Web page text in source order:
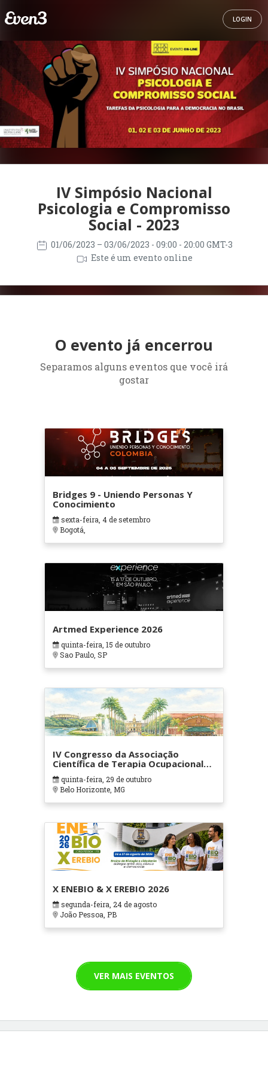
LOGIN
IV Simpósio Nacional
Psicologia e Compromisso
Social - 2023
01/06/2023 – 03/06/2023 - 09:00 - 20:00 GMT-3
Este é um evento online
O evento já encerrou
Separamos alguns eventos que você irá
gostar
Bridges 9 - Uniendo Personas Y
Conocimiento
sexta-feira, 4 de setembro
Bogotá,
Artmed Experience 2026
quinta-feira, 15 de outubro
Sao Paulo, SP
IV Congresso da Associação
Científica de Terapia Ocupacional
em Contextos Hospitalares e
Cuidados Paliativos - ATOHOSP
quinta-feira, 29 de outubro
Belo Horizonte, MG
X ENEBIO & X EREBIO 2026
segunda-feira, 24 de agosto
João Pessoa, PB
VER MAIS EVENTOS